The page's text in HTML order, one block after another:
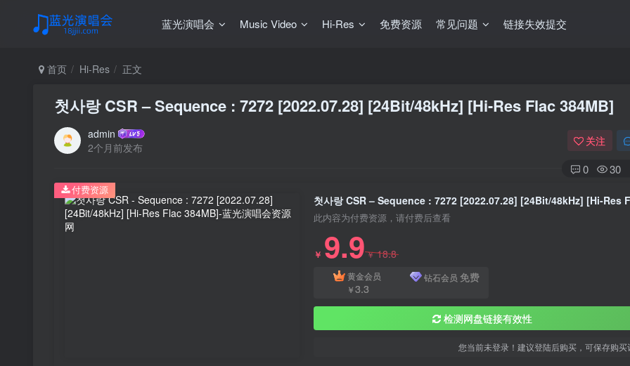
蓝光演唱会 Music Video Hi-Res 免费资源 常见问题 链接失效提交
首页 Hi-Res 正文
첫사랑 CSR – Sequence : 7272 [2022.07.28] [24Bit/48kHz] [Hi-Res Flac 384MB]
admin
2个月前发布
关注
0 30
此内容为付费资源，请付费后查看
￥ 9.9￥18.8
黄金会员
￥3.3
钻石会员 免费
检测网盘链接有效性
您当前未登录！建议登陆后购买，可保存购买
付费资源